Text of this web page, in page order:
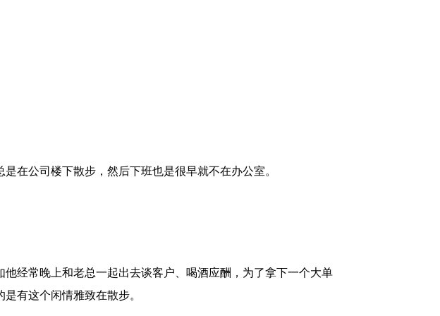
在公司楼下散步，然后下班也是很早就不在办公室。
经常晚上和老总一起出去谈客户、喝酒应酬，为了拿下一个大单
有这个闲情雅致在散步。